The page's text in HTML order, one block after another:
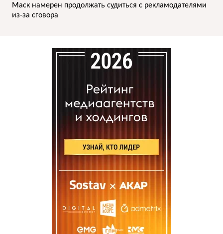
Маск намерен продолжать судиться с рекламодателями
из-за сговора